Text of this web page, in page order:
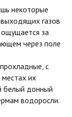
некоторые
газов
за
через поле
с
их
белый донный
водоросли.